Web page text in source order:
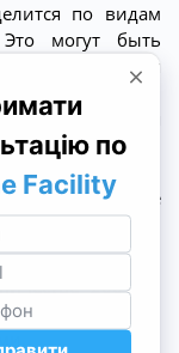
по видам
могут быть
для
где объемы
машины для
машины,
кухонный
Также
по типам.
моют тарелки,
200-800
с посудой